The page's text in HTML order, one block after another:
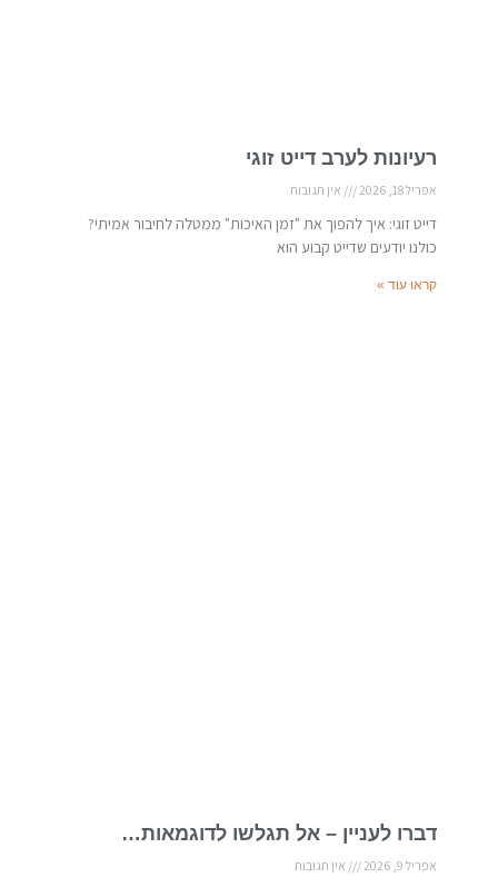
רעיונות לערב דייט זוגי
אפריל 18, 2026 אין תגובות
דייט זוגי: איך להפוך את "זמן האיכות" ממטלה לחיבור אמיתי?
כולנו יודעים שדייט קבוע הוא
קראו עוד »
דברו לעניין – אל תגלשו לדוגמאות…
אפריל 9, 2026 אין תגובות